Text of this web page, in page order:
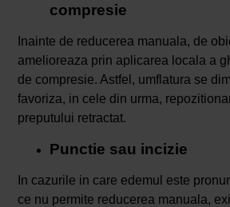
compresie
Inainte de reducerea manuala, de
amelioreaza prin aplicarea locala a
de compresie. Astfel, umflatura se
favoriza, in cele din urma,
preputului retractat.
Punctie sau incizie
In cazurile in care edemul este
ce nu permite reducerea manuala,